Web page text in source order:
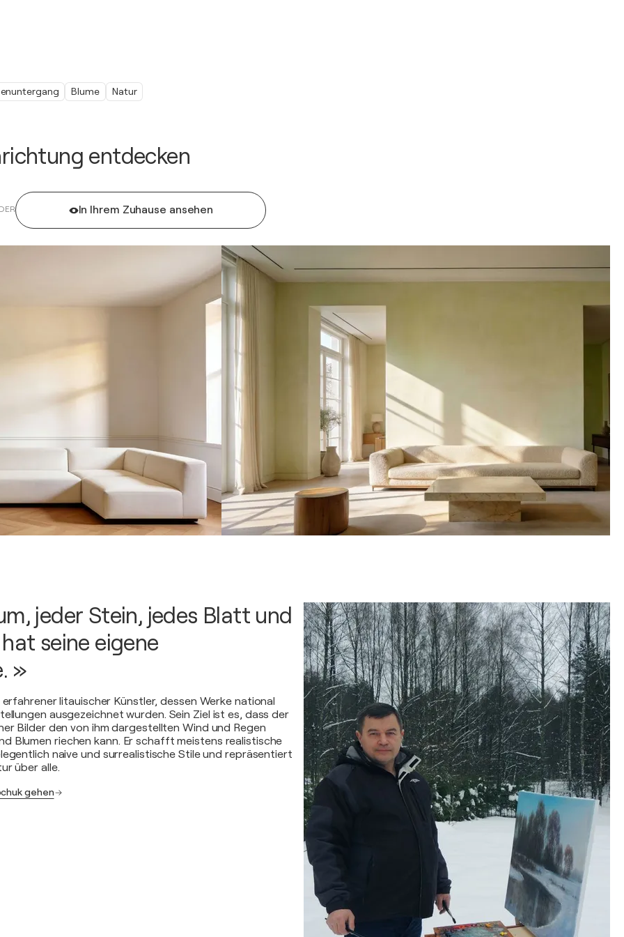
entdecken
In Ihrem Zuhause ansehen
Blume Natur
jeder Stein, jedes Blatt und
seine eigene
»
litauischer Künstler, dessen Werke national
ausgezeichnet wurden. Sein Ziel ist es, dass der
Bilder den von ihm dargestellten Wind und Regen
Blumen riechen kann. Er schafft meistens realistische
naive und surrealistische Stile und repräsentiert
über alle.
gehen